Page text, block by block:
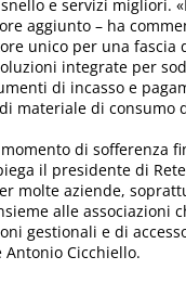
e servizi migliori.
aggiunto – ha
unico per una fascia
integrate per
di incasso e
materiale di consumo
di sofferenza
il presidente di
molte aziende,
alle associazioni
gestionali e di
Antonio Cicchiello.